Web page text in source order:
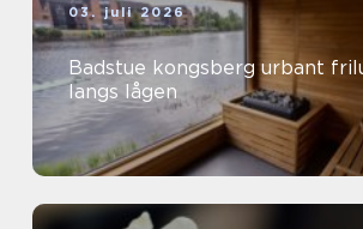
03. juli 2026
Badstue kongsberg urbant friluftsliv
langs lågen